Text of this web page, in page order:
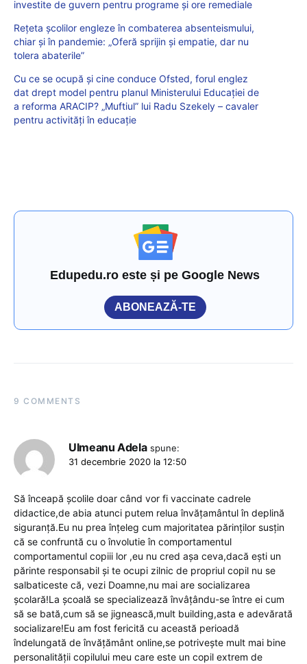
investite de guvern pentru programe și ore remediale
Rețeta școlilor engleze în combaterea absenteismului,
chiar și în pandemie: „Oferă sprijin și empatie, dar nu
tolera abaterile”
Cu ce se ocupă și cine conduce Ofsted, forul englez
dat drept model pentru planul Ministerului Educației de
a reforma ARACIP? „Muftiul” lui Radu Szekely – cavaler
pentru activități în educație
Edupedu.ro este și pe Google News
ABONEAZĂ-TE
9 COMMENTS
Ulmeanu Adela spune:
31 decembrie 2020 la 12:50
Să înceapă școlile doar când vor fi vaccinate cadrele
didactice,de abia atunci putem relua învățamântul în deplină
siguranță.Eu nu prea înțeleg cum majoritatea părinților susțin
că se confruntă cu o învolutie în comportamentul
comportamentul copiii lor ,eu nu cred așa ceva,dacă ești un
părinte responsabil și te ocupi zilnic de propriul copil nu se
salbaticeste că, vezi Doamne,nu mai are socializarea
școlară!La școală se specializează învâțându-se între ei cum
să se bată,cum să se jignească,mult building,asta e adevărată
socializare!Eu am fost fericită cu această perioadă
îndelungată de învățământ online,se potrivește mult mai bine
personalității copilului meu care este un copil extrem de